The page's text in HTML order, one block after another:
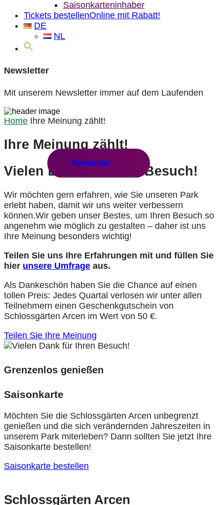
Newsletter
Saisonkarteninhaber
Tickets bestellenOnline mit Rabatt!
DE
NL
Newsletter
Mit unserem Newsletter immer auf dem Laufenden
Home Ihre Meinung zählt!
Ihre Meinung zählt!
Vielen Dank für Ihren Besuch!
Wir möchten gern erfahren, wie Sie unseren Park
erlebt haben, damit wir uns weiter verbessern
können.Wir geben unser Bestes, um Ihren Besuch so
angenehm wie möglich zu gestalten – daher ist uns
Ihre Meinung besonders wichtig!
Teilen Sie uns Ihre Erfahrungen mit und füllen Sie
hier unsere Umfrage aus.
Als Dankeschön haben Sie die Chance auf einen
tollen Preis: Jedes Quartal verlosen wir unter allen
Teilnehmern einen Geschenkgutschein von
Schlossgärten Arcen im Wert von 50 €.
Teilen Sie Ihre Meinung
Grenzenlos genießen
Saisonkarte
Möchten Sie die Schlossgärten Arcen unbegrenzt
genießen und die sich verändernden Jahreszeiten in
unserem Park miterleben? Dann sollten Sie jetzt Ihre
Saisonkarte bestellen!
Saisonkarte bestellen
Schlossgärten Arcen